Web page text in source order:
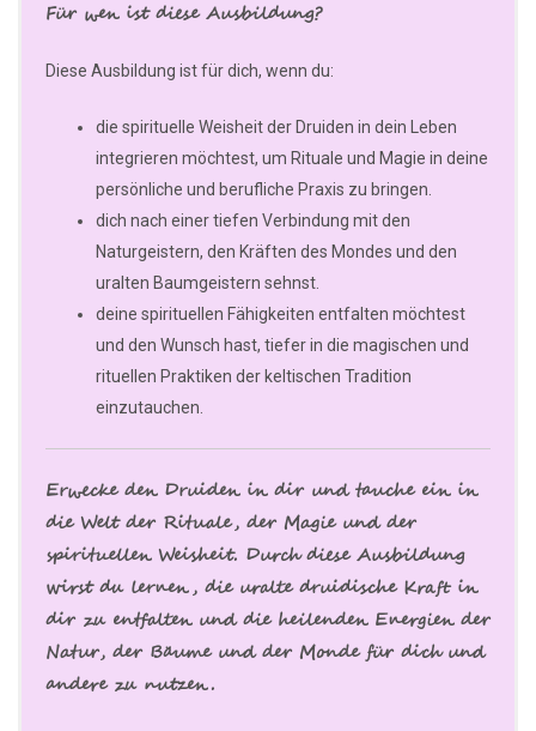
Für wen ist diese Ausbildung?
Diese Ausbildung ist für dich, wenn du:
die spirituelle Weisheit der Druiden in dein Leben
integrieren möchtest, um Rituale und Magie in deine
persönliche und berufliche Praxis zu bringen.
dich nach einer tiefen Verbindung mit den
Naturgeistern, den Kräften des Mondes und den
uralten Baumgeistern sehnst.
deine spirituellen Fähigkeiten entfalten möchtest
und den Wunsch hast, tiefer in die magischen und
rituellen Praktiken der keltischen Tradition
einzutauchen.
Erwecke den Druiden in dir und tauche ein in
die Welt der Rituale, der Magie und der
spirituellen Weisheit. Durch diese Ausbildung
wirst du lernen, die uralte druidische Kraft in
dir zu entfalten und die heilenden Energien der
Natur, der Bäume und der Monde für dich und
andere zu nutzen.